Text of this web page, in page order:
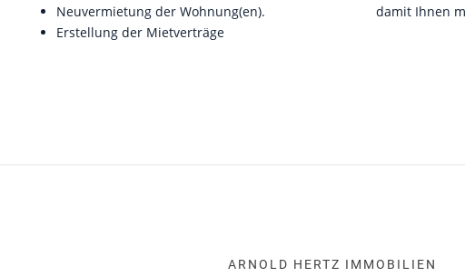
Neuvermietung der Wohnung(en).
Erstellung der Mietverträge
damit Ihnen
ARNOLD HERTZ IMMOBILIEN